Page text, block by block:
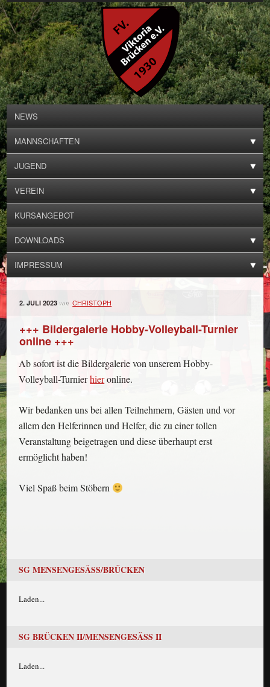
NEWS
MANNSCHAFTEN
JUGEND
VEREIN
KURSANGEBOT
DOWNLOADS
IMPRESSUM
2. JULI 2023 von CHRISTOPH
+++ Bildergalerie Hobby-Volleyball-Turnier
online +++
Ab sofort ist die Bildergalerie von unserem Hobby-
Volleyball-Turnierhieronline.
Wir bedanken uns bei allen Teilnehmern, Gästen und vor
allem den Helferinnen und Helfer, die zu einer tollen
Veranstaltung beigetragen und diese überhaupt erst
ermöglicht haben!
Viel Spaß beim Stöbern
SG MENSENGESÄSS/BRÜCKEN
Laden...
SG BRÜCKEN II/MENSENGESÄSS II
Laden...